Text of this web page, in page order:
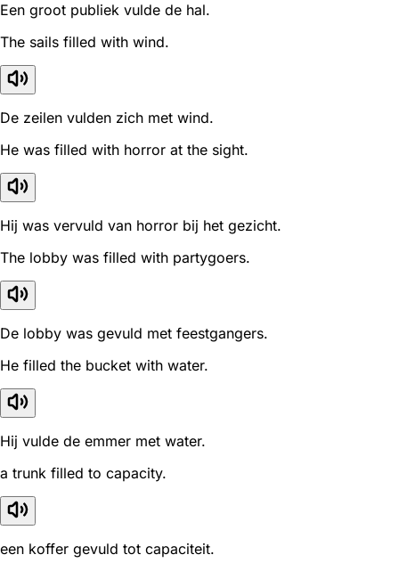
Een groot publiek vulde de hal.
The sails filled with wind.
De zeilen vulden zich met wind.
He was filled with horror at the sight.
Hij was vervuld van horror bij het gezicht.
The lobby was filled with partygoers.
De lobby was gevuld met feestgangers.
He filled the bucket with water.
Hij vulde de emmer met water.
a trunk filled to capacity.
een koffer gevuld tot capaciteit.